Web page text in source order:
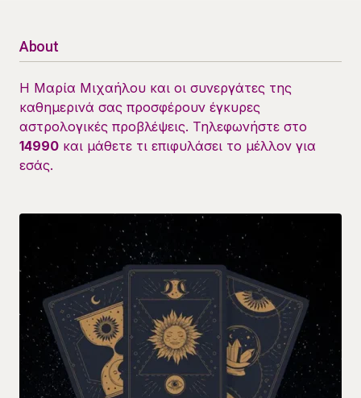
About
Η Μαρία Μιχαήλου και οι συνεργάτες της
καθημερινά σας προσφέρουν έγκυρες
αστρολογικές προβλέψεις. Τηλεφωνήστε στο
14990 και μάθετε τι επιφυλάσει το μέλλον για
εσάς.